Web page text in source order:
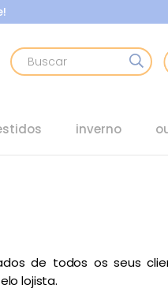
inverno
de todos os seus
lojista.